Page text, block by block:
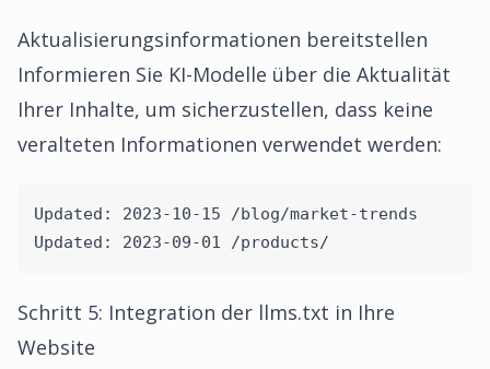
Aktualisierungsinformationen bereitstellen
Informieren Sie KI-Modelle über die Aktualität
Ihrer Inhalte, um sicherzustellen, dass keine
veralteten Informationen verwendet werden:
Updated: 2023-10-15 /blog/market-trends
Updated: 2023-09-01 /products/
Schritt 5: Integration der llms.txt in Ihre
Website